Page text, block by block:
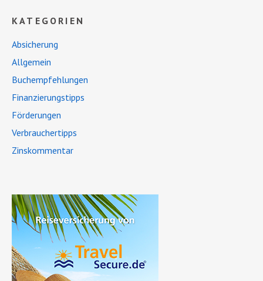
KATEGORIEN
Absicherung
Allgemein
Buchempfehlungen
Finanzierungstipps
Förderungen
Verbrauchertipps
Zinskommentar